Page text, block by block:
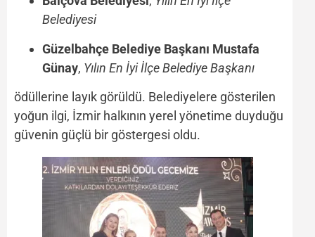
Belediyesi
Güzelbahçe Belediye Başkanı Mustafa
Günay, Yılın En İyi İlçe Belediye Başkanı
ödüllerine layık görüldü. Belediyelere gösterilen
yoğun ilgi, İzmir halkının yerel yönetime duyduğu
güvenin güçlü bir göstergesi oldu.